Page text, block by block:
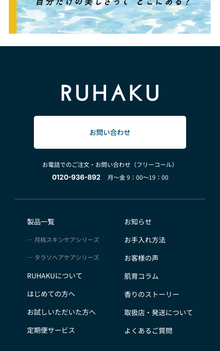
お問い合わせ
お電話でのご注文・お問い合わせ（フリーコール）
0120-936-892
月～金 9：00～19：00
製品一覧
月桃スキンケアシリーズ
タラソヘアケアシリーズ
RUHAKUについて
はじめての方へ
お試しいただいた方へ
定期便サービス
お知らせ
お手入れ方法
お客様の声
肌育コラム
香りのストーリー
取扱店・発送について
よくあるご質問